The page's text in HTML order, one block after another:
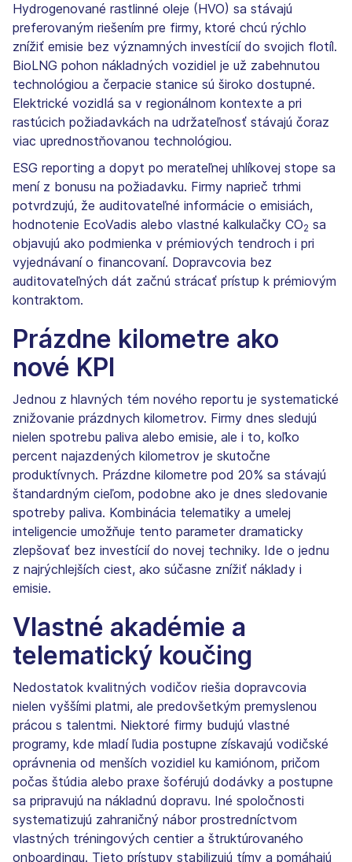
Hydrogenované rastlinné oleje (HVO) sa stávajú
preferovaným riešením pre firmy, ktoré chcú rýchlo
znížiť emisie bez významných investícií do svojich flotíl.
BioLNG pohon nákladných vozidiel je už zabehnutou
technológiou a čerpacie stanice sú široko dostupné.
Elektrické vozidlá sa v regionálnom kontexte a pri
rastúcich požiadavkách na udržateľnosť stávajú čoraz
viac uprednostňovanou technológiou.
ESG reporting a dopyt po merateľnej uhlíkovej stope sa
mení z bonusu na požiadavku. Firmy naprieč trhmi
potvrdzujú, že auditovateľné informácie o emisiách,
hodnotenie EcoVadis alebo vlastné kalkulačky CO2 sa
objavujú ako podmienka v prémiových tendroch i pri
vyjednávaní o financovaní. Dopravcovia bez
auditovateľných dát začnú strácať prístup k prémiovým
kontraktom.
Prázdne kilometre ako
nové KPI
Jednou z hlavných tém nového reportu je systematické
znižovanie prázdnych kilometrov. Firmy dnes sledujú
nielen spotrebu paliva alebo emisie, ale i to, koľko
percent najazdených kilometrov je skutočne
produktívnych. Prázdne kilometre pod 20% sa stávajú
štandardným cieľom, podobne ako je dnes sledovanie
spotreby paliva. Kombinácia telematiky a umelej
inteligencie umožňuje tento parameter dramaticky
zlepšovať bez investícií do novej techniky. Ide o jednu
z najrýchlejších ciest, ako súčasne znížiť náklady i
emisie.
Vlastné akadémie a
telematický koučing
Nedostatok kvalitných vodičov riešia dopravcovia
nielen vyššími platmi, ale predovšetkým premyslenou
prácou s talentmi. Niektoré firmy budujú vlastné
programy, kde mladí ľudia postupne získavajú vodičské
oprávnenia od menších vozidiel ku kamiónom, pričom
počas štúdia alebo praxe šoférujú dodávky a postupne
sa pripravujú na nákladnú dopravu. Iné spoločnosti
systematizujú zahraničný nábor prostredníctvom
vlastných tréningových centier a štruktúrovaného
onboardingu. Tieto prístupy stabilizujú tímy a pomáhajú